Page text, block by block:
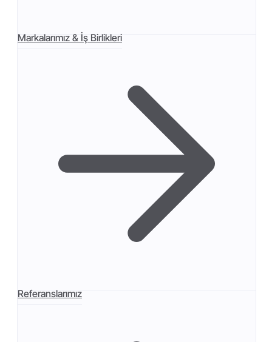
Markalarımız & İş Birlikleri
Referanslarımız